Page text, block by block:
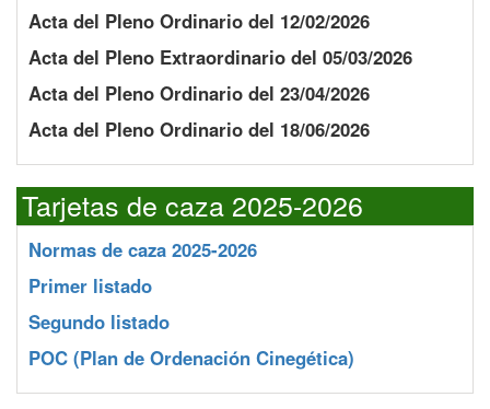
Acta del Pleno Ordinario del 12/02/2026
Acta del Pleno Extraordinario del 05/03/2026
Acta del Pleno Ordinario del 23/04/2026
Acta del Pleno Ordinario del 18/06/2026
Tarjetas de caza 2025-2026
Normas de caza 2025-2026
Primer listado
Segundo listado
POC (Plan de Ordenación Cinegética)